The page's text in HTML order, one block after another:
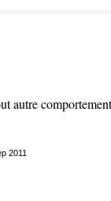
autre
2011